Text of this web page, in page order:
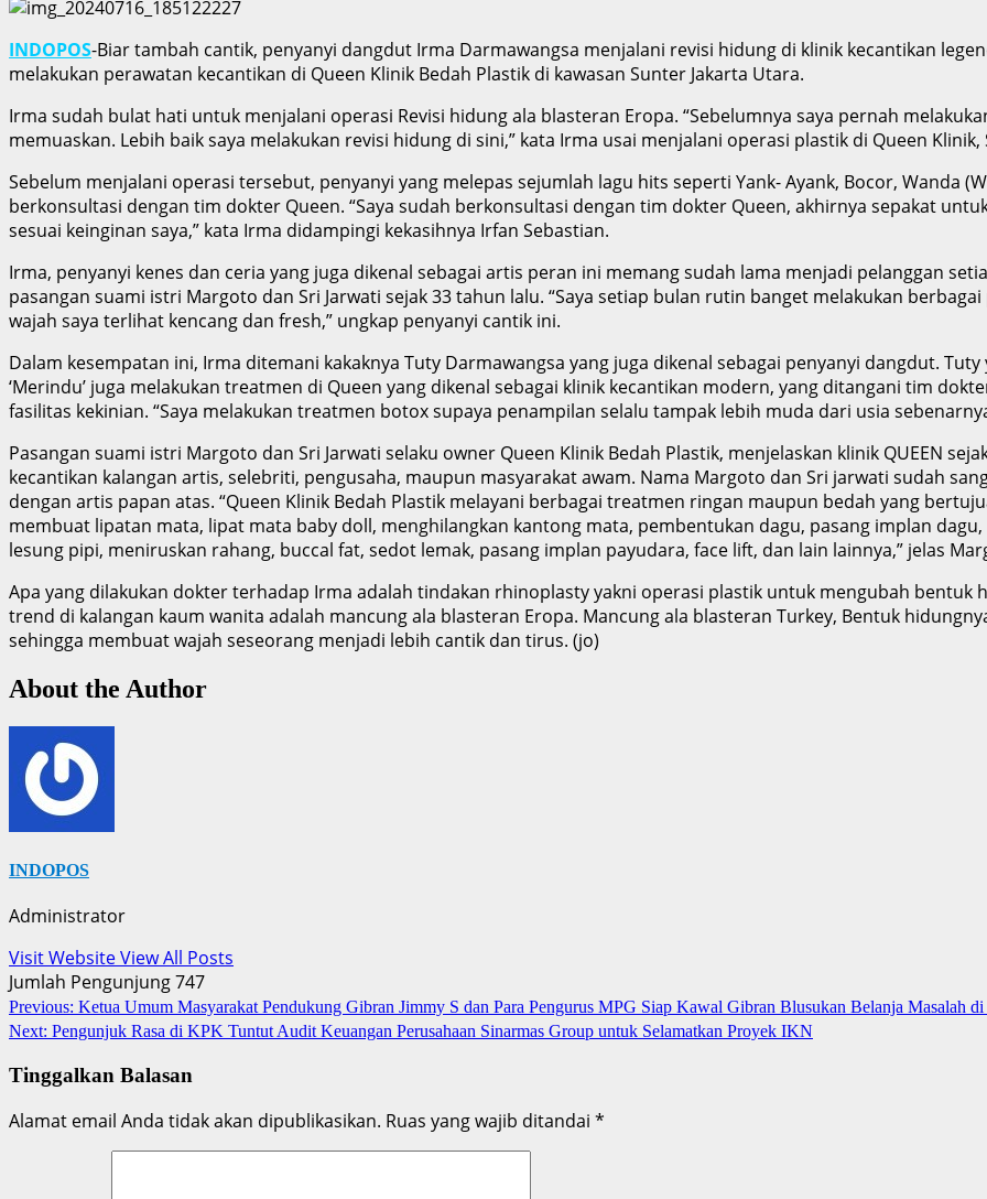
INDOPOS-Biar tambah cantik, penyanyi dangdut Irma Darmawangsa menjalani revisi hidung di klinik kecantikan
melakukan perawatan kecantikan di Queen Klinik Bedah Plastik di kawasan Sunter Jakarta Utara.
Irma sudah bulat hati untuk menjalani operasi Revisi hidung ala blasteran Eropa. “Sebelumnya saya pernah
memuaskan. Lebih baik saya melakukan revisi hidung di sini,” kata Irma usai menjalani operasi plastik di Queen Klinik,
Sebelum menjalani operasi tersebut, penyanyi yang melepas sejumlah lagu hits seperti Yank- Ayank, Bocor, Wanda
berkonsultasi dengan tim dokter Queen. “Saya sudah berkonsultasi dengan tim dokter Queen, akhirnya sepakat
sesuai keinginan saya,” kata Irma didampingi kekasihnya Irfan Sebastian.
Irma, penyanyi kenes dan ceria yang juga dikenal sebagai artis peran ini memang sudah lama menjadi pelanggan
pasangan suami istri Margoto dan Sri Jarwati sejak 33 tahun lalu. “Saya setiap bulan rutin banget melakukan
wajah saya terlihat kencang dan fresh,” ungkap penyanyi cantik ini.
Dalam kesempatan ini, Irma ditemani kakaknya Tuty Darmawangsa yang juga dikenal sebagai penyanyi dangdut.
‘Merindu’ juga melakukan treatmen di Queen yang dikenal sebagai klinik kecantikan modern, yang ditangani tim
fasilitas kekinian. “Saya melakukan treatmen botox supaya penampilan selalu tampak lebih muda dari usia
Pasangan suami istri Margoto dan Sri Jarwati selaku owner Queen Klinik Bedah Plastik, menjelaskan klinik QUEEN
kecantikan kalangan artis, selebriti, pengusaha, maupun masyarakat awam. Nama Margoto dan Sri jarwati sudah
dengan artis papan atas. “Queen Klinik Bedah Plastik melayani berbagai treatmen ringan maupun bedah yang
membuat lipatan mata, lipat mata baby doll, menghilangkan kantong mata, pembentukan dagu, pasang implan
lesung pipi, meniruskan rahang, buccal fat, sedot lemak, pasang implan payudara, face lift, dan lain lainnya,” jelas
Apa yang dilakukan dokter terhadap Irma adalah tindakan rhinoplasty yakni operasi plastik untuk mengubah bentuk
trend di kalangan kaum wanita adalah mancung ala blasteran Eropa. Mancung ala blasteran Turkey, Bentuk
sehingga membuat wajah seseorang menjadi lebih cantik dan tirus. (jo)
About the Author
INDOPOS
Administrator
Visit WebsiteView All Posts
Jumlah Pengunjung747
Post
navigation
Previous: Ketua Umum Masyarakat Pendukung Gibran Jimmy S dan Para Pengurus MPG Siap Kawal Gibran Blusukan Belanja Masalah
Next: Pengunjuk Rasa di KPK Tuntut Audit Keuangan Perusahaan Sinarmas Group untuk Selamatkan Proyek IKN
Tinggalkan Balasan
Alamat email Anda tidak akan dipublikasikan. Ruas yang wajib ditandai *